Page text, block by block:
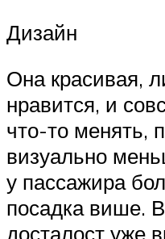
Дизайн
Она красивая,
нравится, и
что-то менять,
визуально
у пассажира
посадка више.
досталост уже